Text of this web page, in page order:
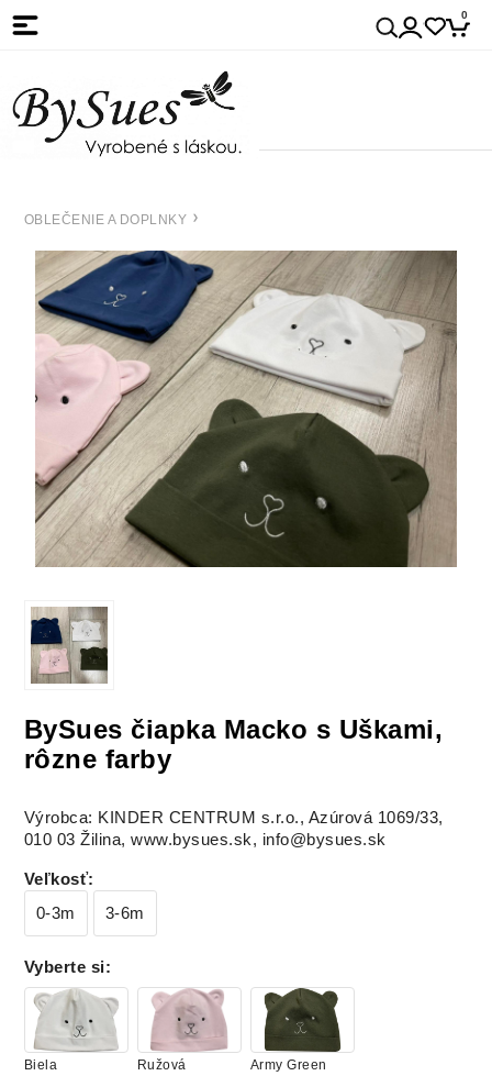
0
OBLEČENIE A DOPLNKY
BySues čiapka Macko s Uškami,
rôzne farby
Výrobca: KINDER CENTRUM s.r.o., Azúrová 1069/33,
010 03 Žilina, www.bysues.sk, info@bysues.sk
Veľkosť:
0-3m
3-6m
Vyberte si:
Biela Ružová Army Green